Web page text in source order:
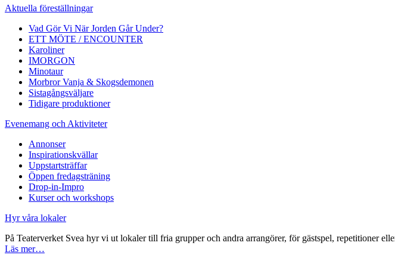
Aktuella föreställningar
Vad Gör Vi När Jorden Går Under?
ETT MÖTE / ENCOUNTER
Karoliner
IMORGON
Minotaur
Morbror Vanja & Skogsdemonen
Sistagångsväljare
Tidigare produktioner
Evenemang och Aktiviteter
Annonser
Inspirationskvällar
Uppstartsträffar
Öppen fredagsträning
Drop-in-Impro
Kurser och workshops
Hyr våra lokaler
På Teaterverket Svea hyr vi ut lokaler till fria grupper och andra arrangörer, för gästspel, repetitioner
Läs mer…